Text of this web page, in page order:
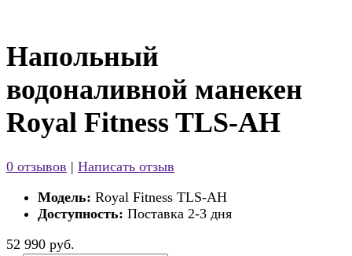
Напольный
водоналивной манекен
Royal Fitness TLS-АH
0 отзывов | Написать отзыв
Модель: Royal Fitness TLS-АH
Доступность: Поставка 2-3 дня
52 990 руб.